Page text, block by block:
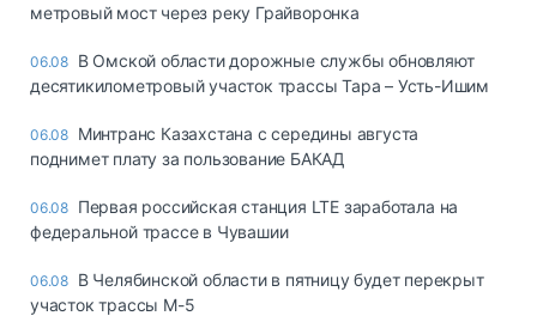
метровый мост через реку Грайворонка
06.08 В Омской области дорожные службы обновляют
десятикилометровый участок трассы Тара – Усть-Ишим
06.08 Минтранс Казахстана с середины августа
поднимет плату за пользование БАКАД
06.08 Первая российская станция LTE заработала на
федеральной трассе в Чувашии
06.08 В Челябинской области в пятницу будет перекрыт
участок трассы М-5